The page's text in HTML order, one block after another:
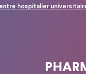
hospitalier